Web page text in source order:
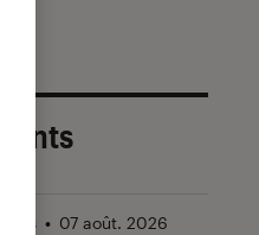
• 07 août. 2026